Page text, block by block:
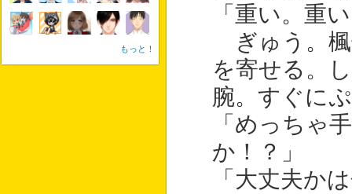
「重い。重
ぎゅう。楓
を寄せる。
腕。すぐに
「めっちゃ
か！？」
「大丈夫か
もっと！